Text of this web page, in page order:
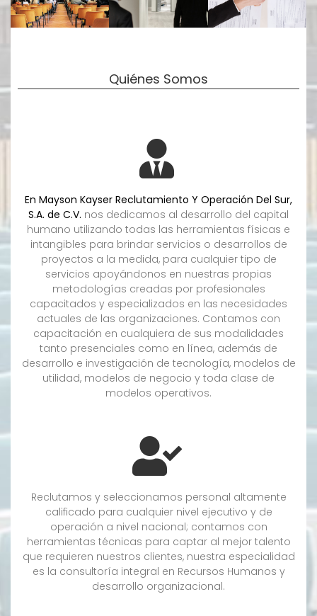
Quiénes Somos
En Mayson Kayser Reclutamiento Y Operación Del Sur,
S.A. de C.V. nos dedicamos al desarrollo del capital
humano utilizando todas las herramientas físicas e
intangibles para brindar servicios o desarrollos de
proyectos a la medida, para cualquier tipo de
servicios apoyándonos en nuestras propias
metodologías creadas por profesionales
capacitados y especializados en las necesidades
actuales de las organizaciones. Contamos con
capacitación en cualquiera de sus modalidades
tanto presenciales como en línea, además de
desarrollo e investigación de tecnología, modelos de
utilidad, modelos de negocio y toda clase de
modelos operativos.
Reclutamos y seleccionamos personal altamente
calificado para cualquier nivel ejecutivo y de
operación a nivel nacional; contamos con
herramientas técnicas para captar al mejor talento
que requieren nuestros clientes, nuestra especialidad
es la consultoría integral en Recursos Humanos y
desarrollo organizacional.